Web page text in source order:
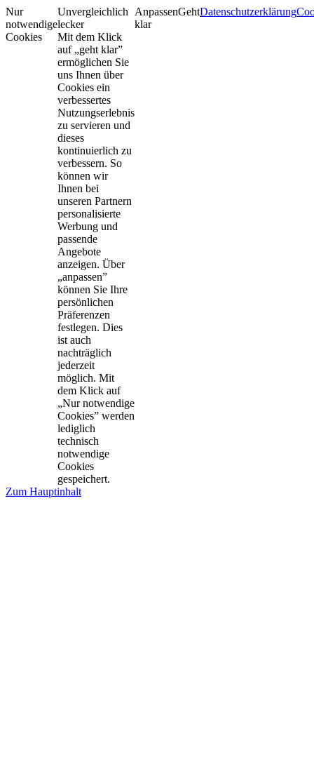
Nur
notwendige
Cookies
Unvergleichlich
lecker
Mit dem Klick
auf „geht klar”
ermöglichen Sie
uns Ihnen über
Cookies ein
verbessertes
Nutzungserlebnis
zu servieren und
dieses
kontinuierlich zu
verbessern. So
können wir
Ihnen bei
unseren Partnern
personalisierte
Werbung und
passende
Angebote
anzeigen. Über
„anpassen”
können Sie Ihre
persönlichen
Präferenzen
festlegen. Dies
ist auch
nachträglich
jederzeit
möglich. Mit
dem Klick auf
„Nur notwendige
Cookies” werden
lediglich
technisch
notwendige
Cookies
gespeichert.
AnpassenGeht
klar
Datenschutzerklärung
Zum Hauptinhalt